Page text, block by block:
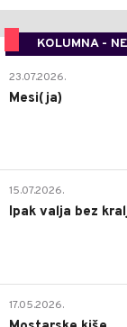
KOLUMNA -
23.07.2026.
Mesi(ja)
15.07.2026.
Ipak valja bez
17.05.2026.